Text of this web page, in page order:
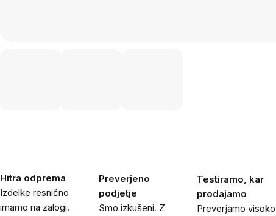
Hitra odprema
Izdelke resnično
imamo na zalogi.
Preverjeno
podjetje
Smo izkušeni. Z
Testiramo, kar
prodajamo
Preverjamo visoko